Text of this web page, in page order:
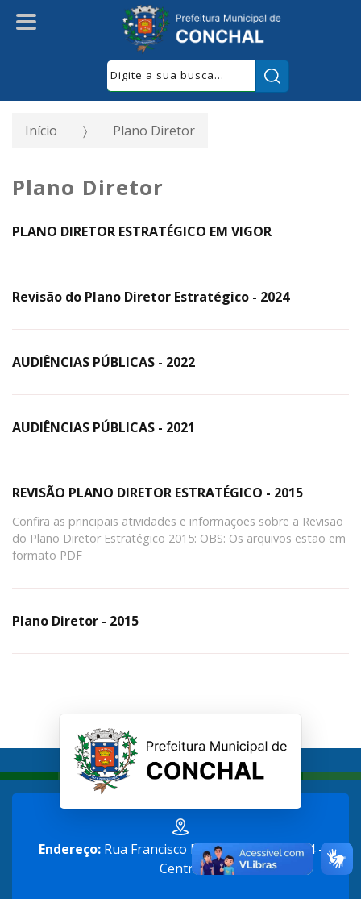
Início Plano Diretor
Plano Diretor
PLANO DIRETOR ESTRATÉGICO EM VIGOR
Revisão do Plano Diretor Estratégico - 2024
AUDIÊNCIAS PÚBLICAS - 2022
AUDIÊNCIAS PÚBLICAS - 2021
REVISÃO PLANO DIRETOR ESTRATÉGICO - 2015
Confira as principais atividades e informações sobre a Revisão
do Plano Diretor Estratégico 2015: OBS: Os arquivos estão em
formato PDF
Plano Diretor - 2015
Endereço:Rua Francisco Ferreira Alves n° 364 -
Centro